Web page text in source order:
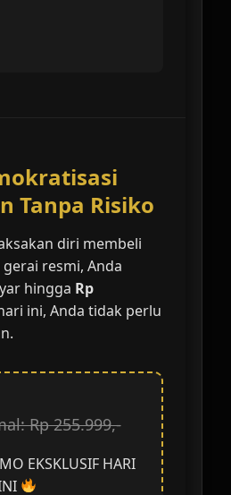
Tanpa Risiko
diri membeli
resmi, Anda
hingga Rp
ini, Anda tidak perlu
Rp 255.999,-
EKSKLUSIF HARI